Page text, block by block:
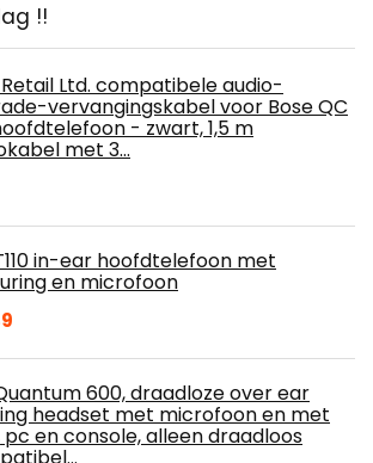
!!
Retail Ltd. compatibele audio-
vervangingskabel voor Bose QC
- zwart, 1,5 m
met 3…
in-ear hoofdtelefoon met
en microfoon
600, draadloze over ear
headset met microfoon en met
pc en console, alleen draadloos